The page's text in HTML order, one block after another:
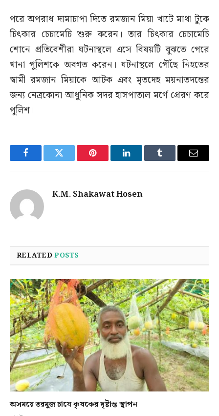
পরে অপরাধ দামাচাপা দিতে রমজান মিয়া খাটে মাথা টুকে
চিৎকার চেচামেচি শুরু করেন। তার চিৎকার চেচামেচি
শোনে প্রতিবেশীরা ঘটনাস্থলে এসে বিষয়টি বুঝতে পেরে
থানা পুলিশকে অবগত করেন। ঘটনাস্থলে পৌঁছে নিহতের
স্বামী রমজান মিয়াকে আটক এবং মৃতদেহ ময়নাতদন্তের
জন্য নেত্রকোনা আধুনিক সদর হাসপাতাল মর্গে প্রেরণ করে
পুলিশ।
FacebookTwitter Pinterest LinkedInTumblr Email
K.M. Shakawat Hosen
RELATEDPOSTS
অসময়ে তরমুজ চাষে কৃষকের দৃষ্টান্ত স্থাপন